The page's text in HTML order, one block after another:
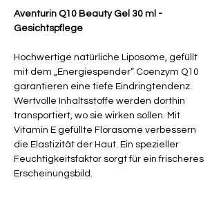
Aventurin Q10 Beauty Gel 30 ml -
Gesichtspflege
Hochwertige natürliche Liposome, gefüllt
mit dem „Energiespender“ Coenzym Q10
garantieren eine tiefe Eindringtendenz.
Wertvolle Inhaltsstoffe werden dorthin
transportiert, wo sie wirken sollen. Mit
Vitamin E gefüllte Florasome verbessern
die Elastizität der Haut. Ein spezieller
Feuchtigkeitsfaktor sorgt für ein frischeres
Erscheinungsbild.